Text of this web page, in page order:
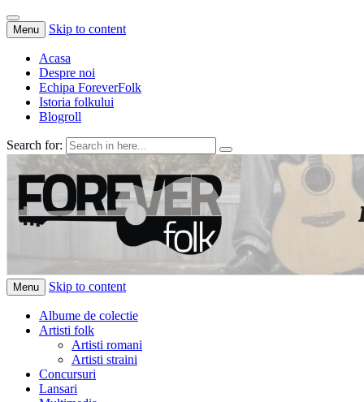
Menu Skip to content
Acasa
Despre noi
Echipa ForeverFolk
Istoria folkului
Blogroll
Search for:
ForeverFolk
Muzica sufletului tau
Menu Skip to content
Albume de colectie
Artisti folk
Artisti romani
Artisti straini
Concursuri
Lansari